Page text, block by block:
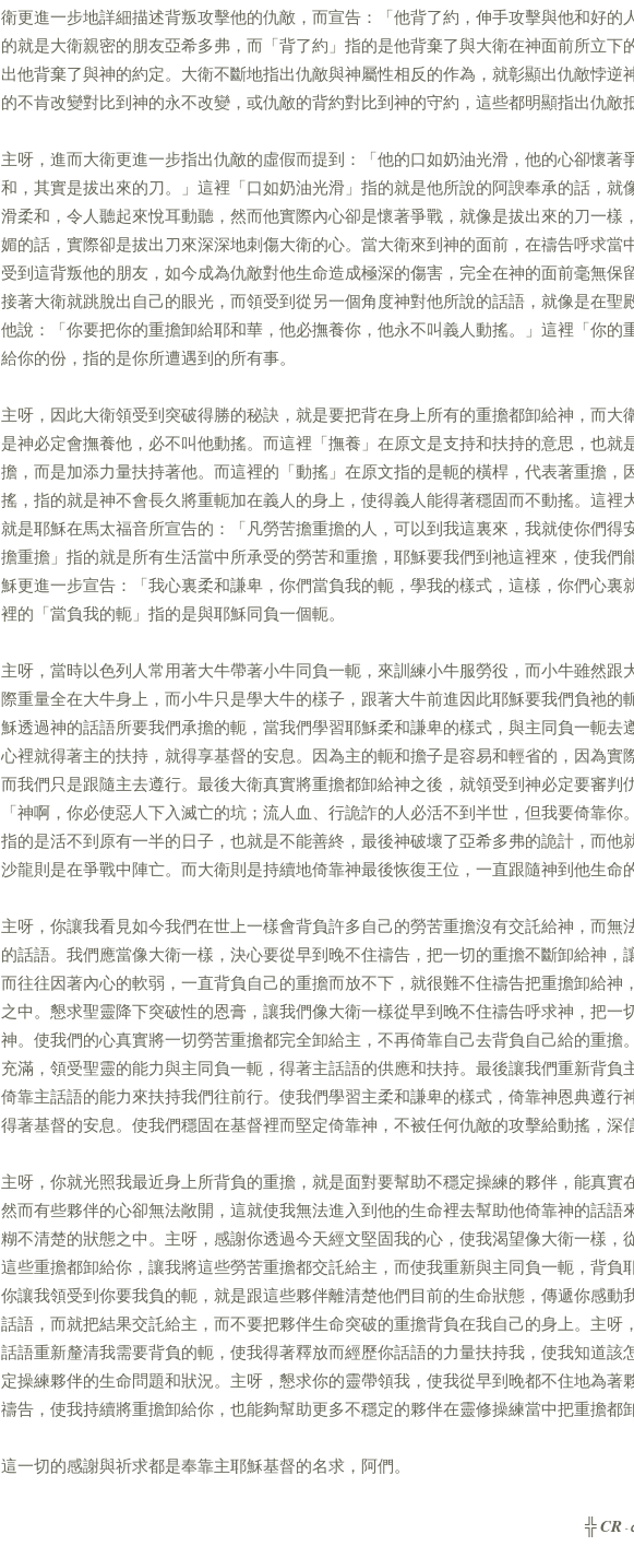
衛更進一步地詳細描述背叛攻擊他的仇敵，而宣告：「他背了約，伸手攻擊與他和好的
的就是大衛親密的朋友亞希多弗，而「背了約」指的是他背棄了與大衛在神面前所立下
出他背棄了與神的約定。大衛不斷地指出仇敵與神屬性相反的作為，就彰顯出仇敵悖逆
的不肯改變對比到神的永不改變，或仇敵的背約對比到神的守約，這些都明顯指出仇敵
主呀，進而大衛更進一步指出仇敵的虛假而提到：「他的口如奶油光滑，他的心卻懷著
和，其實是拔出來的刀。」這裡「口如奶油光滑」指的就是他所說的阿諛奉承的話，就
滑柔和，令人聽起來悅耳動聽，然而他實際內心卻是懷著爭戰，就像是拔出來的刀一樣
媚的話，實際卻是拔出刀來深深地刺傷大衛的心。當大衛來到神的面前，在禱告呼求當
受到這背叛他的朋友，如今成為仇敵對他生命造成極深的傷害，完全在神的面前毫無保
接著大衛就跳脫出自己的眼光，而領受到從另一個角度神對他所說的話語，就像是在聖
他說：「你要把你的重擔卸給耶和華，他必撫養你，他永不叫義人動搖。」這裡「你的
給你的份，指的是你所遭遇到的所有事。
主呀，因此大衛領受到突破得勝的秘訣，就是要把背在身上所有的重擔都卸給神，而大
是神必定會撫養他，必不叫他動搖。而這裡「撫養」在原文是支持和扶持的意思，也就
擔，而是加添力量扶持著他。而這裡的「動搖」在原文指的是軛的橫桿，代表著重擔，
搖，指的就是神不會長久將重軛加在義人的身上，使得義人能得著穩固而不動搖。這裡
就是耶穌在馬太福音所宣告的：「凡勞苦擔重擔的人，可以到我這裏來，我就使你們得
擔重擔」指的就是所有生活當中所承受的勞苦和重擔，耶穌要我們到祂這裡來，使我們
穌更進一步宣告：「我心裏柔和謙卑，你們當負我的軛，學我的樣式，這樣，你們心裏
裡的「當負我的軛」指的是與耶穌同負一個軛。
主呀，當時以色列人常用著大牛帶著小牛同負一軛，來訓練小牛服勞役，而小牛雖然跟
際重量全在大牛身上，而小牛只是學大牛的樣子，跟著大牛前進因此耶穌要我們負祂的
穌透過神的話語所要我們承擔的軛，當我們學習耶穌柔和謙卑的樣式，與主同負一軛去
心裡就得著主的扶持，就得享基督的安息。因為主的軛和擔子是容易和輕省的，因為實
而我們只是跟隨主去遵行。最後大衛真實將重擔都卸給神之後，就領受到神必定要審判
「神啊，你必使惡人下入滅亡的坑；流人血、行詭詐的人必活不到半世，但我要倚靠你
指的是活不到原有一半的日子，也就是不能善終，最後神破壞了亞希多弗的詭計，而他
沙龍則是在爭戰中陣亡。而大衛則是持續地倚靠神最後恢復王位，一直跟隨神到他生命
主呀，你讓我看見如今我們在世上一樣會背負許多自己的勞苦重擔沒有交託給神，而無
的話語。我們應當像大衛一樣，決心要從早到晚不住禱告，把一切的重擔不斷卸給神，
而往往因著內心的軟弱，一直背負自己的重擔而放不下，就很難不住禱告把重擔卸給神
之中。懇求聖靈降下突破性的恩膏，讓我們像大衛一樣從早到晚不住禱告呼求神，把一
神。使我們的心真實將一切勞苦重擔都完全卸給主，不再倚靠自己去背負自己給的重擔
充滿，領受聖靈的能力與主同負一軛，得著主話語的供應和扶持。最後讓我們重新背負
倚靠主話語的能力來扶持我們往前行。使我們學習主柔和謙卑的樣式，倚靠神恩典遵行
得著基督的安息。使我們穩固在基督裡而堅定倚靠神，不被任何仇敵的攻擊給動搖，深
主呀，你就光照我最近身上所背負的重擔，就是面對要幫助不穩定操練的夥伴，能真實
然而有些夥伴的心卻無法敞開，這就使我無法進入到他的生命裡去幫助他倚靠神的話語
糊不清楚的狀態之中。主呀，感謝你透過今天經文堅固我的心，使我渴望像大衛一樣，
這些重擔都卸給你，讓我將這些勞苦重擔都交託給主，而使我重新與主同負一軛，背負
你讓我領受到你要我負的軛，就是跟這些夥伴離清楚他們目前的生命狀態，傳遞你感動
話語，而就把結果交託給主，而不要把夥伴生命突破的重擔背負在我自己的身上。主呀
話語重新釐清我需要背負的軛，使我得著釋放而經歷你話語的力量扶持我，使我知道該
定操練夥伴的生命問題和狀況。主呀，懇求你的靈帶領我，使我從早到晚都不住地為著
禱告，使我持續將重擔卸給你，也能夠幫助更多不穩定的夥伴在靈修操練當中把重擔都
這一切的感謝與祈求都是奉靠主耶穌基督的名求，阿們。
╬CR -